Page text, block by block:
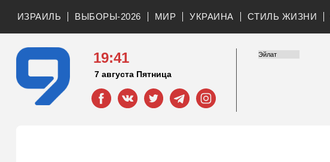
ИЗРАИЛЬ ВЫБОРЫ-2026 МИР УКРАИНА СТИЛЬ ЖИЗНИ
19:41
7 августа Пятница